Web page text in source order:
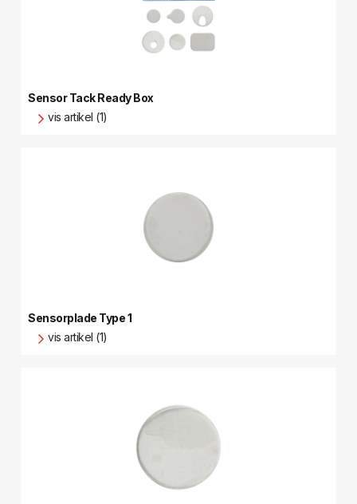
Sensor Tack Ready Box
vis artikel (1)
Sensorplade Type 1
vis artikel (1)